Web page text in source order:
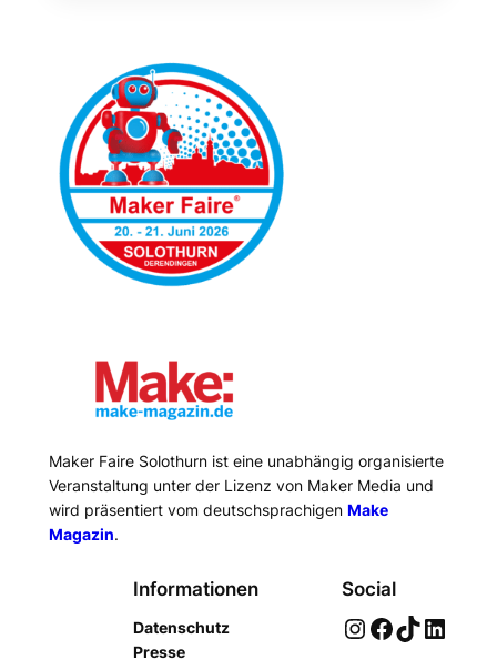
Maker Faire Solothurn ist eine unabhängig organisierte
Veranstaltung unter der Lizenz von Maker Media und
wird präsentiert vom deutschsprachigen Make
Magazin.
Informationen
Datenschutz
Presse
Social
InstagramFacebook TikTok LinkedIn